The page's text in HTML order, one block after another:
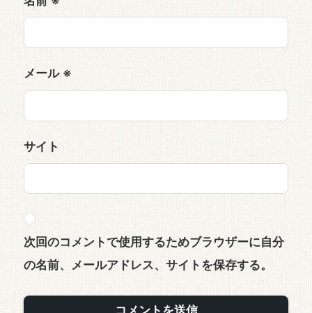
メール ※
サイト
次回のコメントで使用するためブラウザーに自分
の名前、メールアドレス、サイトを保存する。